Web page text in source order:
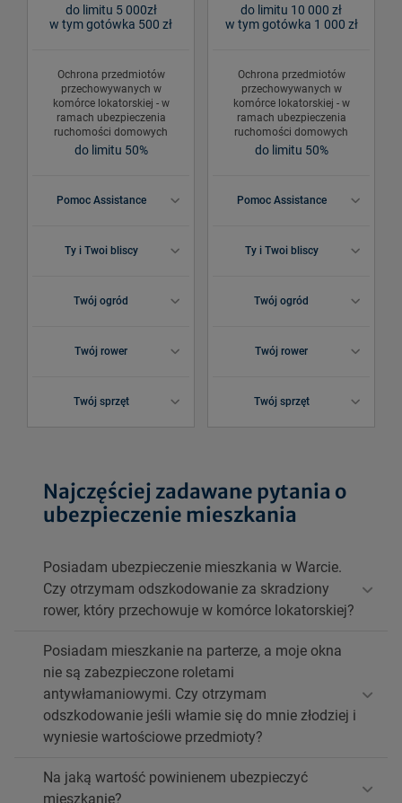
do limitu 5 000zł
w tym gotówka 500 zł
do limitu 10 000 zł
w tym gotówka 1 000 zł
Ochrona przedmiotów
przechowywanych w
komórce lokatorskiej - w
ramach ubezpieczenia
ruchomości domowych
do limitu 50%
Ochrona przedmiotów
przechowywanych w
komórce lokatorskiej - w
ramach ubezpieczenia
ruchomości domowych
do limitu 50%
Pomoc Assistance Pomoc Assistance
Ty i Twoi bliscy Ty i Twoi bliscy
Twój ogród Twój ogród
Twój rower Twój rower
Twój sprzęt Twój sprzęt
Najczęściej zadawane pytania o
ubezpieczenie mieszkania
Posiadam ubezpieczenie mieszkania w Warcie.
Czy otrzymam odszkodowanie za skradziony
rower, który przechowuje w komórce lokatorskiej?
Posiadam mieszkanie na parterze, a moje okna
nie są zabezpieczone roletami
antywłamaniowymi. Czy otrzymam
odszkodowanie jeśli włamie się do mnie złodziej i
wyniesie wartościowe przedmioty?
Na jaką wartość powinienem ubezpieczyć
mieszkanie?